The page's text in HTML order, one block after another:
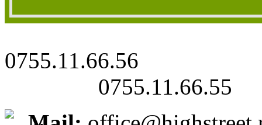
0755.11.66.56
0755.11.66.55